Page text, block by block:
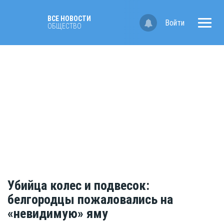
ВСЕ НОВОСТИ
ОБЩЕСТВО
Войти
Убийца колес и подвесок:
белгородцы пожаловались на
«невидимую» яму